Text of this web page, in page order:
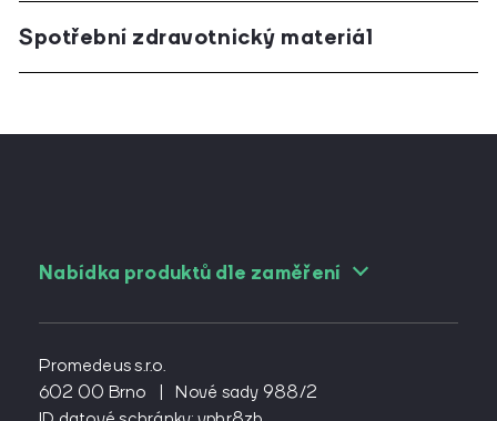
Spotřební zdravotnický materiál
Nabídka produktů dle zaměření
Pro angiology
Pro cévní chirurgy
Pro diabetology
Promedeus s.r.o.
602 00 Brno
|
Nové sady 988/2